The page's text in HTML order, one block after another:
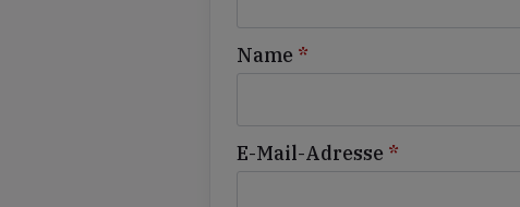
Name *
E-Mail-Adresse *